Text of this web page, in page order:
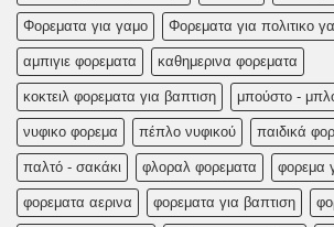
Φορεματα για γαμο Φορεματα για πολιτικο
αμπιγιε φορεματα καθημερινα φορεματα
κοκτειλ φορεματα για βαπτιση μπούστο -
νυφικο φορεμα πέπλο νυφικού παιδικά
παλτό - σακάκι φλοραλ φορεματα φορεμα
φορεματα αερινα φορεματα για βαπτιση